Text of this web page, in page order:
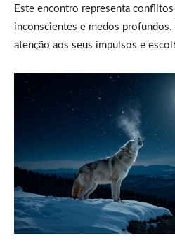
Este encontro representa
inconscientes e medos
atenção aos seus impulsos e